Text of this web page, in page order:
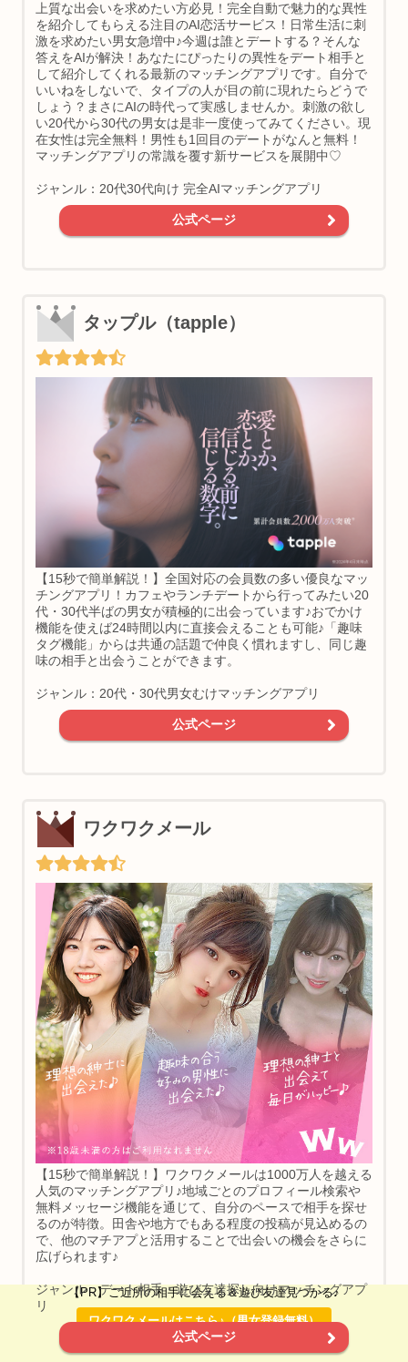
【PR】ご近所の相手に会える＆遊び友達見つかる♪
ワクワクメールはこちら♪（男女登録無料）
上質な出会いを求めたい方必見！完全自動で魅力的な異性
を紹介してもらえる注目のAI恋活サービス！日常生活に刺
激を求めたい男女急増中♪今週は誰とデートする？そんな
答えをAIが解決！あなたにぴったりの異性をデート相手と
して紹介してくれる最新のマッチングアプリです。自分で
いいねをしないで、タイプの人が目の前に現れたらどうで
しょう？まさにAIの時代って実感しませんか。刺激の欲し
い20代から30代の男女は是非一度使ってみてください。現
在女性は完全無料！男性も1回目のデートがなんと無料！
マッチングアプリの常識を覆す新サービスを展開中♡
ジャンル：20代30代向け 完全AIマッチングアプリ
公式ページ
タップル（tapple）
【15秒で簡単解説！】全国対応の会員数の多い優良なマッ
チングアプリ！カフェやランチデートから行ってみたい20
代・30代半ばの男女が積極的に出会っています♪おでかけ
機能を使えば24時間以内に直接会えることも可能♪「趣味
タグ機能」からは共通の話題で仲良く慣れますし、同じ趣
味の相手と出会うことができます。
ジャンル：20代・30代男女むけマッチングアプリ
公式ページ
ワクワクメール
【15秒で簡単解説！】ワクワクメールは1000万人を越える
人気のマッチングアプリ♪地域ごとのプロフィール検索や
無料メッセージ機能を通じて、自分のペースで相手を探せ
るのが特徴。田舎や地方でもある程度の投稿が見込めるの
で、他のマチアプと活用することで出会いの機会をさらに
広げられます♪
ジャンル：デート相手・遊び友達探し向けマッチングアプ
リ
公式ページ